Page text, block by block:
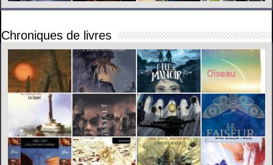
Chroniques de livres